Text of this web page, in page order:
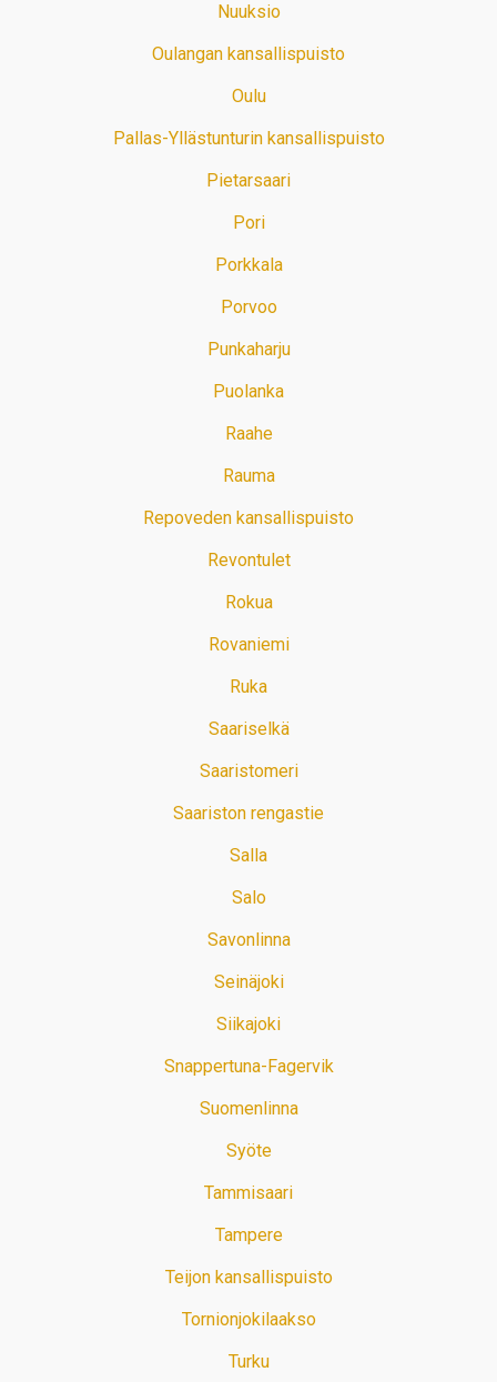
Nuuksio
Oulangan kansallispuisto
Oulu
Pallas-Yllästunturin kansallispuisto
Pietarsaari
Pori
Porkkala
Porvoo
Punkaharju
Puolanka
Raahe
Rauma
Repoveden kansallispuisto
Revontulet
Rokua
Rovaniemi
Ruka
Saariselkä
Saaristomeri
Saariston rengastie
Salla
Salo
Savonlinna
Seinäjoki
Siikajoki
Snappertuna-Fagervik
Suomenlinna
Syöte
Tammisaari
Tampere
Teijon kansallispuisto
Tornionjokilaakso
Turku